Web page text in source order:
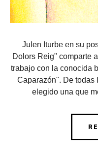
Julen Iturbe en su
Dolors Reig" comparte
trabajo con la conocida
Caparazón". De todas
elegido una que